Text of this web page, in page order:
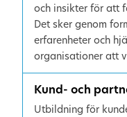
och insikter för att
Det sker genom
erfarenheter och
organisationer att
Kund- och
Utbildning för